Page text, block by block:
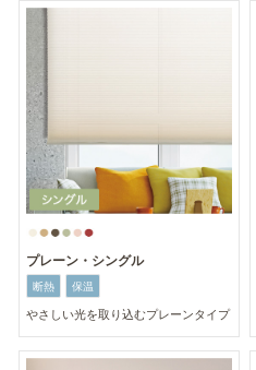
プレーン・シングル
断熱 保温
やさしい光を取り込むプレーンタイプ